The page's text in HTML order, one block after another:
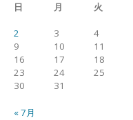
日
月 火
2
3 4
9
10 11
16
17 18
23
24 25
30
31
« 7月